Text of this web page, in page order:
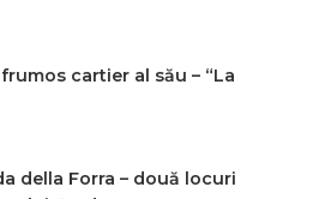
cartier al său – “La
della Forra – două locuri